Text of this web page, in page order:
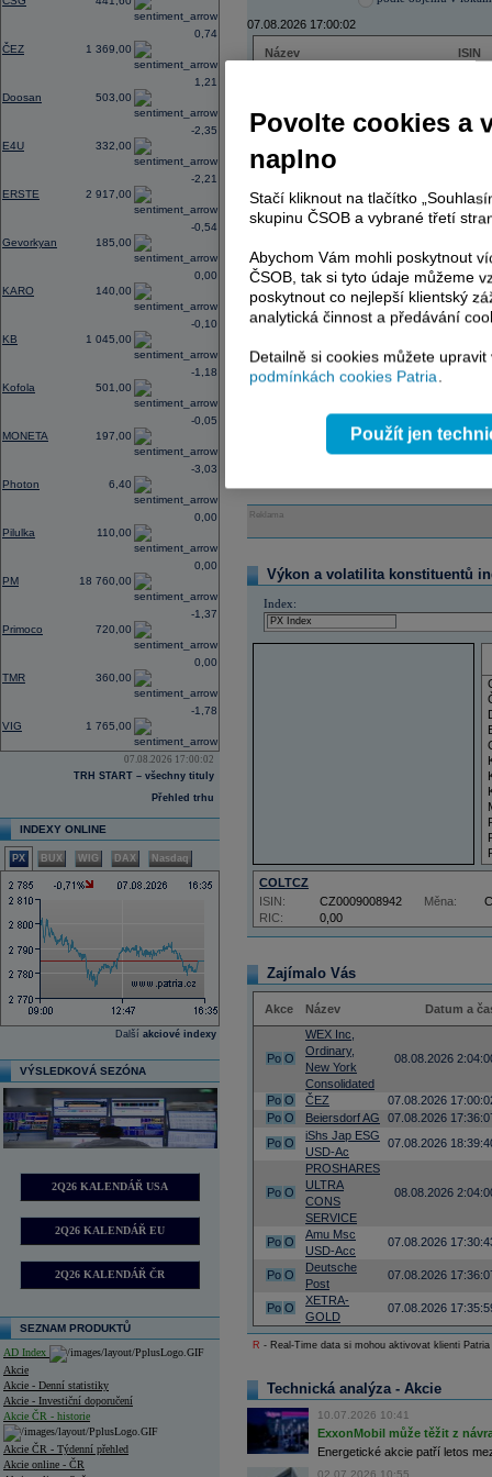
ČEZ 1 369,00
0,74
Doosan 503,00
1,21
E4U 332,00
-2,35
ERSTE 2 917,00
-2,21
Gevorkyan 185,00
-0,54
KARO 140,00
0,00
KB 1 045,00
-0,10
Kofola 501,00
-1,18
MONETA 197,00
-0,05
Photon 6,40
-3,03
Pilulka 110,00
0,00
PM 18 760,00
0,00
Primoco 720,00
-1,37
TMR 360,00
0,00
VIG 1 765,00
-1,78
07.08.2026 17:00:02
TRH START – všechny tituly
Přehled trhu
INDEXY ONLINE
PX BUX WIG DAX Nasdaq
Další akciové indexy
VÝSLEDKOVÁ SEZÓNA
2Q26 KALENDÁŘ USA
2Q26 KALENDÁŘ EU
2Q26 KALENDÁŘ ČR
SEZNAM PRODUKTŮ
AD Index
Akcie
Akcie - Denní statistiky
Akcie - Investiční doporučení
Akcie ČR - historie
Akcie ČR - Týdenní přehled
Akcie online - ČR
07.08.2026 17:00:02
Název
ISIN
ERSTE BANK
TMR
AD index - vývoj
Region
Reklama
Výkon a volatilita konstituentů
Index:
COLTCZ
RIC: 0,00
ISIN: CZ0009008942 Měna:
Zajímalo Vás
Akce Název Datum a
Po O
WEX Inc,
Ordinary,
New York
Consolidated
08.08.2026
Po O ČEZ
07.08.2026
Po O Beiersdorf AG
07.08.2026
Po O
iShs Jap ESG
USD-Ac
07.08.2026
Po O
PROSHARES
ULTRA
CONS
SERVICE
08.08.2026
Po O
Amu Msc
USD-Acc
07.08.2026
Po O
Deutsche
Post
07.08.2026
Po O
XETRA-
GOLD
07.08.2026
R - Real-Time data si mohou aktivovat klienti
Technická analýza - Akcie
10.07.2026 10:41
ExxonMobil může těžit z
Energetické akcie patří letos
02.07.2026 10:55
Povolte cookies a
naplno
Stačí kliknout na tlačítko
skupinu ČSOB a vybrané třetí
Abychom Vám mohli poskytnout
ČSOB, tak si tyto údaje můžeme
poskytnout co nejlepší klientský
analytická činnost a předávání
Detailně si cookies můžete
podmínkách cookies Patria.
Použít jen